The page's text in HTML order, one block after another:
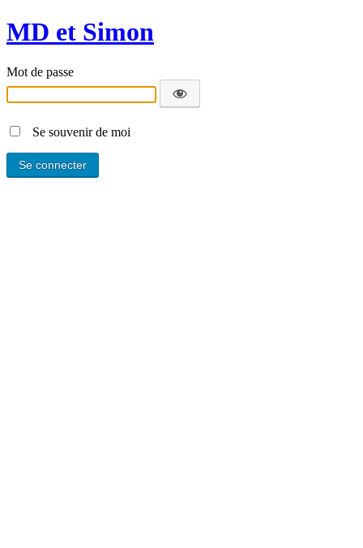
MD et Simon
Mot de passe
Se souvenir de moi